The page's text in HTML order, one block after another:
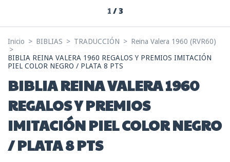
1/3
Inicio > BIBLIAS > TRADUCCIÓN > Reina Valera 1960 (RVR60)
>
BIBLIA REINA VALERA 1960 REGALOS Y PREMIOS IMITACIÓN
PIEL COLOR NEGRO / PLATA 8 PTS
BIBLIA REINA VALERA 1960
REGALOS Y PREMIOS
IMITACIÓN PIEL COLOR NEGRO
/ PLATA 8 PTS